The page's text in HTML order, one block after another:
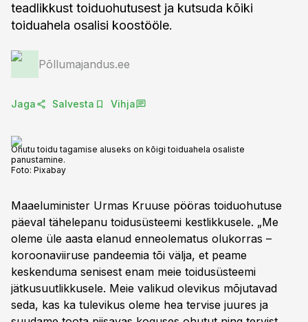
teadlikkust toiduohutusest ja kutsuda kõiki
toiduahela osalisi koostööle.
Põllumajandus.ee
Jaga Salvesta Vihja
Ohutu toidu tagamise aluseks on kõigi toiduahela osaliste
panustamine.
Foto: Pixabay
Maaeluminister Urmas Kruuse pööras toiduohutuse
päeval tähelepanu toidusüsteemi kestlikkusele. „Me
oleme üle aasta elanud enneolematus olukorras –
koroonaviiruse pandeemia tõi välja, et peame
keskenduma senisest enam meie toidusüsteemi
jätkusuutlikkusele. Meie valikud olevikus mõjutavad
seda, kas ka tulevikus oleme hea tervise juures ja